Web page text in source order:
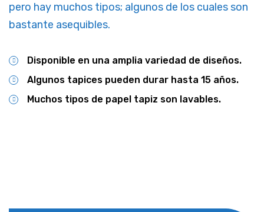
pero hay muchos tipos; algunos de los cuales son
bastante asequibles.
Disponible en una amplia variedad de diseños.
Algunos tapices pueden durar hasta 15 años.
Muchos tipos de papel tapiz son lavables.